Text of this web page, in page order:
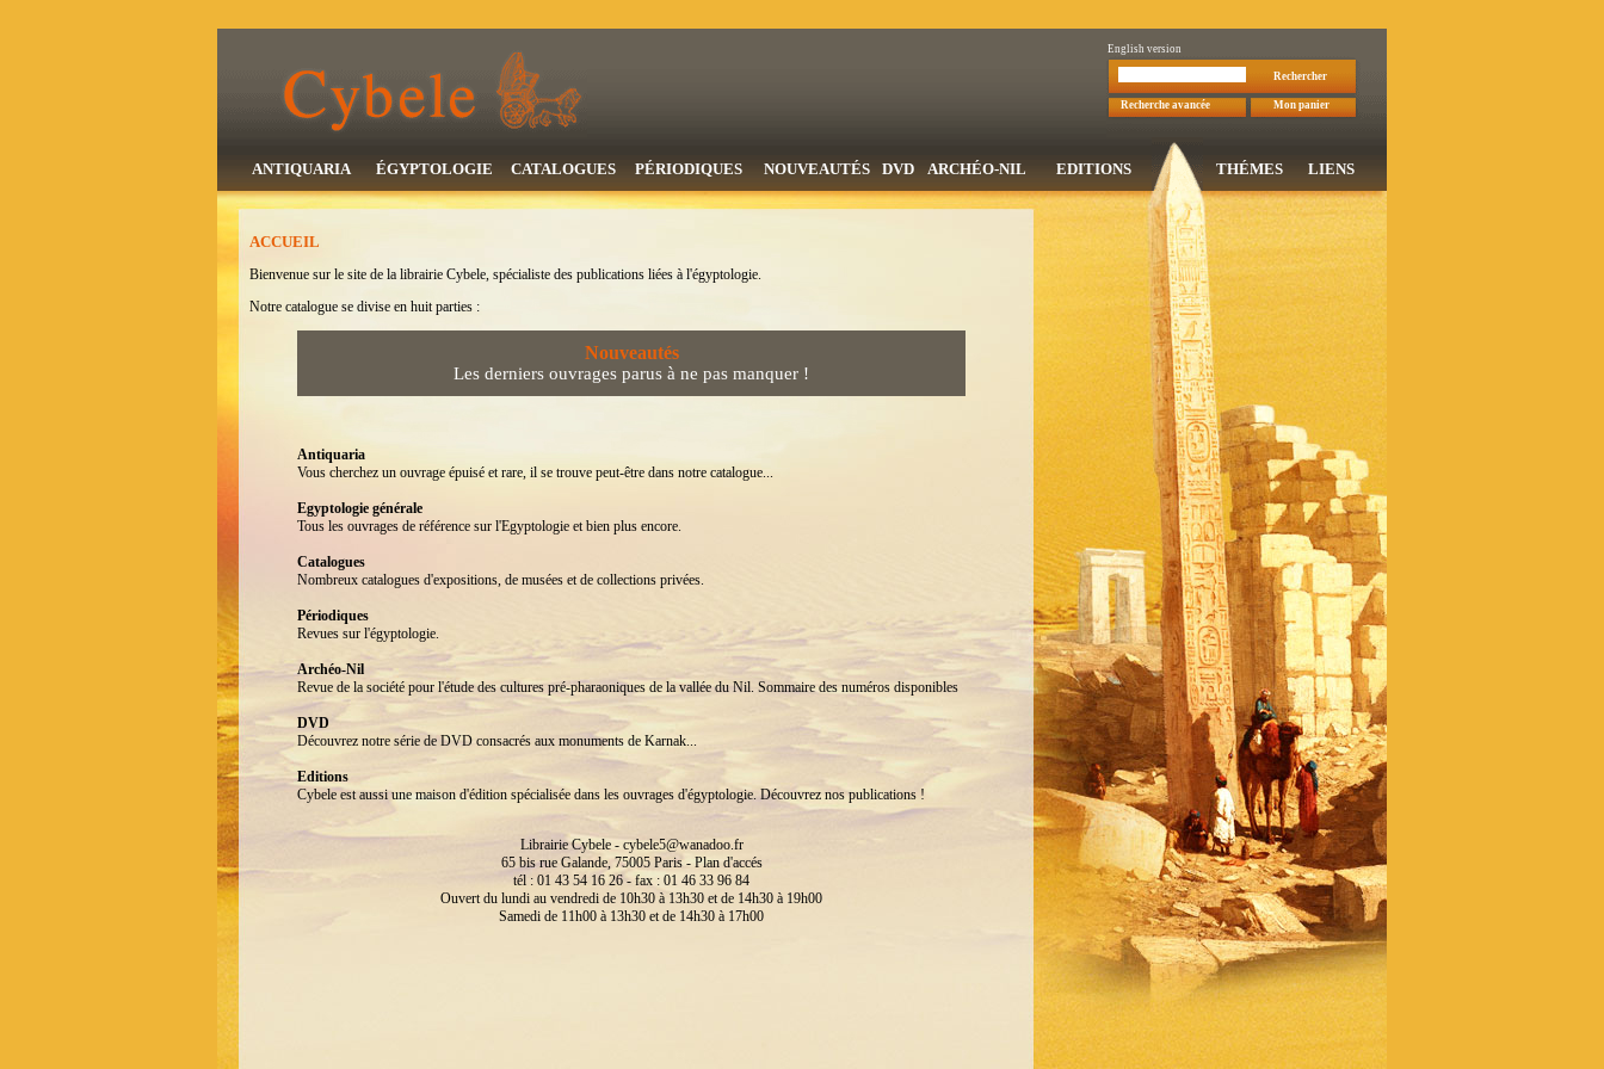
English version
Rechercher
Recherche avancée Mon panier
ANTIQUARIA ÉGYPTOLOGIE CATALOGUES PÉRIODIQUES NOUVEAUTÉS DVD ARCHÉO-NIL EDITIONS THÉMES LIENS
ACCUEIL
Bienvenue sur le site de la librairie Cybele, spécialiste des publications liées à l'égyptologie.
Notre catalogue se divise en huit parties :
Nouveautés
Les derniers ouvrages parus à ne pas manquer !
Antiquaria
Vous cherchez un ouvrage épuisé et rare, il se trouve peut-être dans notre catalogue...
Egyptologie générale
Tous les ouvrages de référence sur l'Egyptologie et bien plus encore.
Catalogues
Nombreux catalogues d'expositions, de musées et de collections privées.
Périodiques
Revues sur l'égyptologie.
Archéo-Nil
Revue de la société pour l'étude des cultures pré-pharaoniques de la vallée du Nil. Sommaire des numéros disponibles
DVD
Découvrez notre série de DVD consacrés aux monuments de Karnak...
Editions
Cybele est aussi une maison d'édition spécialisée dans les ouvrages d'égyptologie. Découvrez nos publications !
Librairie Cybele - cybele5@wanadoo.fr
65 bis rue Galande, 75005 Paris - Plan d'accés
tél : 01 43 54 16 26 - fax : 01 46 33 96 84
Ouvert du lundi au vendredi de 10h30 à 13h30 et de 14h30 à 19h00
Samedi de 11h00 à 13h30 et de 14h30 à 17h00